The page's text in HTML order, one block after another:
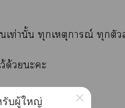
เท่านั้น ทุกเหตุการณ์ ทุกตั
ด้วยะะ
รับผู้ใหญ่ ×